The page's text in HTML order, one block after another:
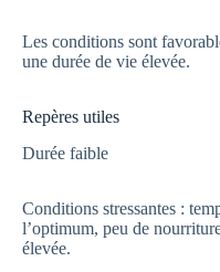
Les conditions sont
une durée de vie élevée.
Repères utiles
Durée faible
Conditions stressantes :
l’optimum, peu de
élevée.